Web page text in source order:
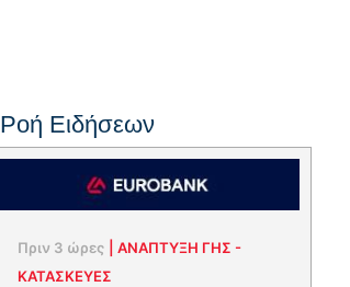
Ροή Ειδήσεων
Πριν 3 ώρες |ΑΝΑΠΤΥΞΗ ΓΗΣ -
ΚΑΤΑΣΚΕΥΕΣ